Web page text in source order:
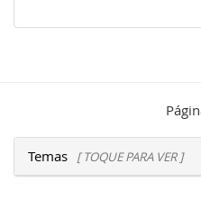
Temas [ TOQUE PARA VER ]